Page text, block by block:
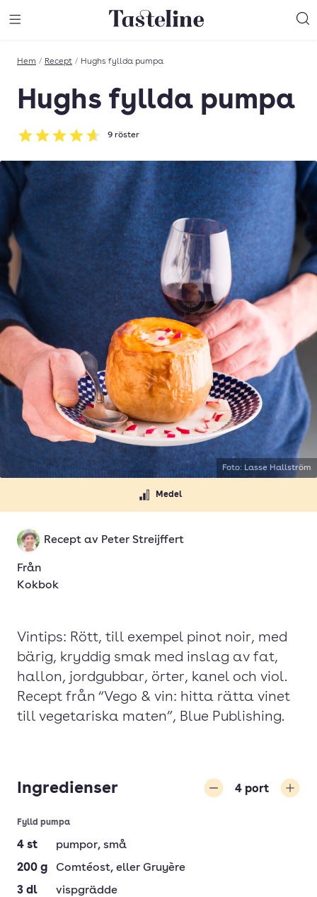
Till Tastelines startsida
Hem / Recept / Hughs fyllda pumpa
Hughs fyllda pumpa
Betyg: 4.67 av 5
9 röster
Medel
Recept av Peter Streijffert
Från
Kokbok
Vintips: Rött, till exempel pinot noir, med
bärig, kryddig smak med inslag av fat,
hallon, jordgubbar, örter, kanel och viol.
Recept från “Vego & vin: hitta rätta vinet
till vegetariska maten”, Blue Publishing.
Foto: Lasse Hallström
Ingredienser 4 port
Fylld pumpa
4 st pumpor, små
200 g Comtéost, eller Gruyère
3 dl
vispgrädde